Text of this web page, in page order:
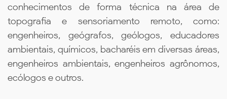
conhecimentos de forma técnica na área de
topografia e sensoriamento remoto, como:
engenheiros, geógrafos, geólogos, educadores
ambientais, químicos, bacharéis em diversas áreas,
engenheiros ambientais, engenheiros agrônomos,
ecólogos e outros.